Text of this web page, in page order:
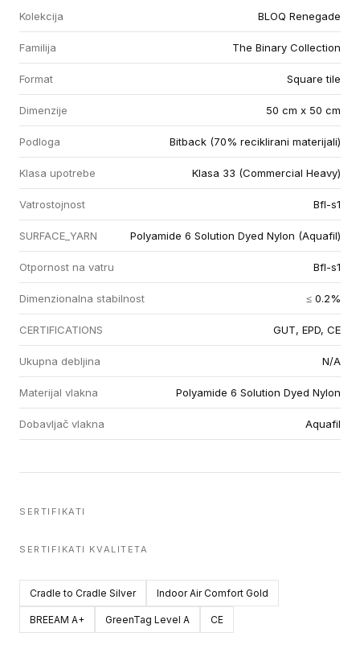
Kolekcija BLOQ Renegade
Familija The Binary Collection
Format Square tile
Dimenzije 50 cm x 50 cm
Podloga Bitback (70% reciklirani materijali)
Klasa upotrebe Klasa 33 (Commercial Heavy)
Vatrostojnost Bfl-s1
SURFACE_YARN Polyamide 6 Solution Dyed Nylon (Aquafil)
Otpornost na vatru Bfl-s1
Dimenzionalna stabilnost ≤ 0.2%
CERTIFICATIONS GUT, EPD, CE
Ukupna debljina N/A
Materijal vlakna Polyamide 6 Solution Dyed Nylon
Dobavljač vlakna Aquafil
SERTIFIKATI
SERTIFIKATI KVALITETA
Cradle to Cradle Silver Indoor Air Comfort Gold
BREEAM A+ GreenTag Level A CE